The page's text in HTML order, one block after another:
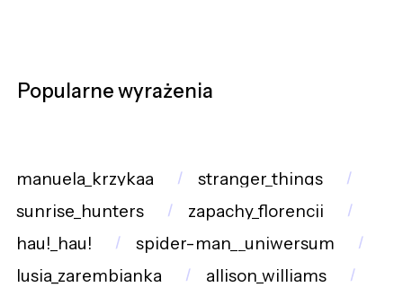
Popularne wyrażenia
manuela_krzykaa
stranger_things
sunrise_hunters
zapachy_florencji
hau!_hau!
spider-man__uniwersum
lusia_zarembianka
allison_williams